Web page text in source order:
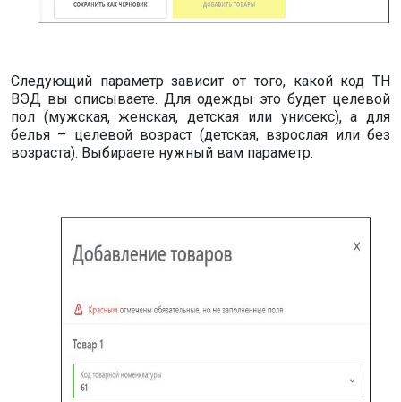
Следующий параметр зависит от того, какой код ТН
ВЭД вы описываете. Для одежды это будет целевой
пол (мужская, женская, детская или унисекс), а для
белья – целевой возраст (детская, взрослая или без
возраста). Выбираете нужный вам параметр.